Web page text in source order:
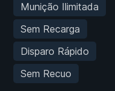
Munição Ilimitada
Sem Recarga
Disparo Rápido
Sem Recuo